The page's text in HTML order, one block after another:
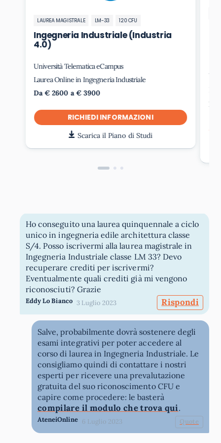
LAUREA MAGISTRALE LM-33 120 CFU
Ingegneria Industriale (Industria
4.0)
Università Telematica eCampus
Laurea Online in Ingegneria Industriale
Da € 2600 a € 3900
RICHIEDI INFORMAZIONI
Scarica il Piano di Studi
Da
Ho conseguito una laurea quinquennale a ciclo
unico in ingegneria edile architettura classe
S/4. Posso iscrivermi alla laurea magistrale in
Ingegneria Industriale classe LM 33? Devo
recuperare crediti per iscrivermi?
Eventualmente quali crediti già mi vengono
riconosciuti? Grazie
Eddy Lo Bianco 3 Luglio 2023 Rispondi
Salve, probabilmente dovrà sostenere degli
esami integrativi per poter accedere al
corso di laurea in Ingegneria Industriale. Le
consigliamo quindi di contattare i nostri
esperti per ricevere una prevalutazione
gratuita del suo riconoscimento CFU e
capire come procedere: le basterà
compilare il modulo che trova qui.
AteneiOnline 6 Luglio 2023 Quote